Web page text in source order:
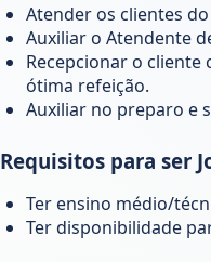
Atender os clientes
Auxiliar o Atendente
Recepcionar o
ótima refeição.
Auxiliar no preparo e
Requisitos para ser
Ter ensino médio/
Ter disponibilidade